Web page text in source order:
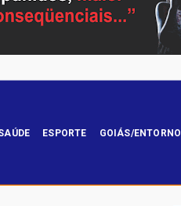
ESPORTE GOIÁS/ENTORNO